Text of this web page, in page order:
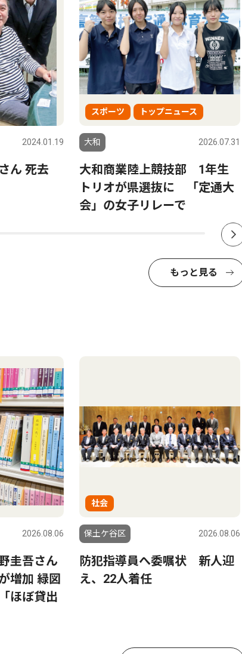
2024.01.19
ん 死去
スポーツ トップニュース
大和 2026.07.31
大和商業陸上競技部 1年生
トリオが県選抜に 「定通大
会」の女子リレーで
もっと見る
2026.08.06
圭吾さん
増加 緑図
ほぼ貸出
社会
保土ケ谷区 2026.08.06
防犯指導員へ委嘱状 新人迎
え、22人着任